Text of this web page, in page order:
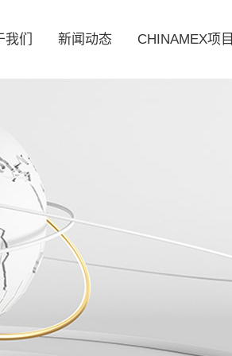
们 新闻动态 CHINAMEX项目